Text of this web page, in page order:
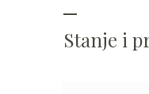
Stanje i